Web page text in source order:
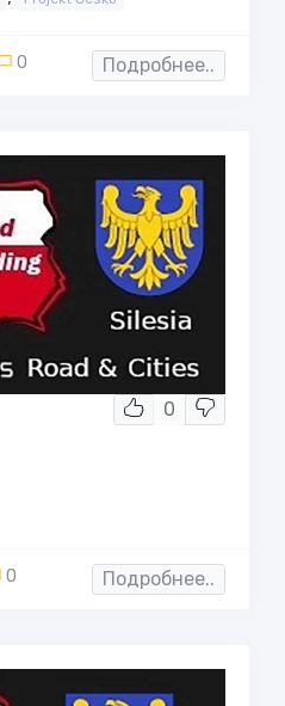
0 Подробнее..
0
0 Подробнее..